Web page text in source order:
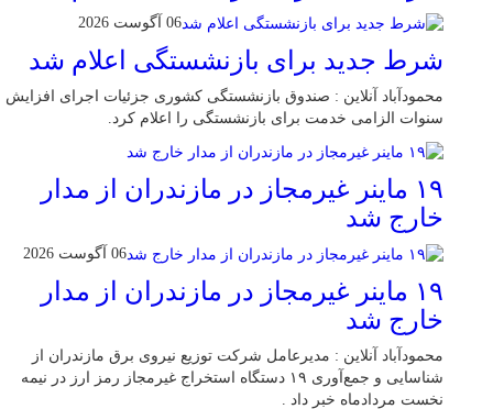
06 آگوست 2026
شرط جدید برای بازنشستگی اعلام شد
محمودآباد آنلاین : صندوق بازنشستگی کشوری جزئیات اجرای افزایش
سنوات الزامی خدمت برای بازنشستگی را اعلام کرد.
۱۹ ماینر غیرمجاز در مازندران از مدار
خارج شد
06 آگوست 2026
۱۹ ماینر غیرمجاز در مازندران از مدار
خارج شد
محمودآباد آنلاین : مدیرعامل شرکت توزیع نیروی برق مازندران از
شناسایی و جمع‌آوری ۱۹ دستگاه استخراج غیرمجاز رمز ارز در نیمه
نخست مردادماه خبر داد .